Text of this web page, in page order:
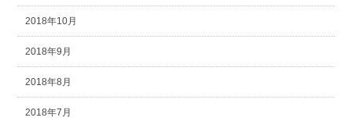
2018年10月
2018年9月
2018年8月
2018年7月